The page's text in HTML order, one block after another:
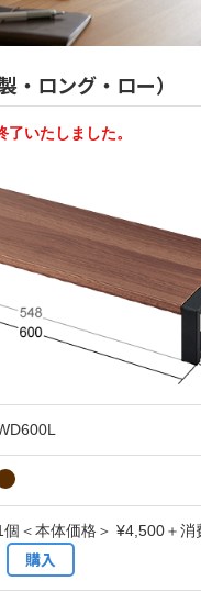
・ロング・ロー）
いたしました。
個＜本体価格＞ ¥4,500＋消
購入